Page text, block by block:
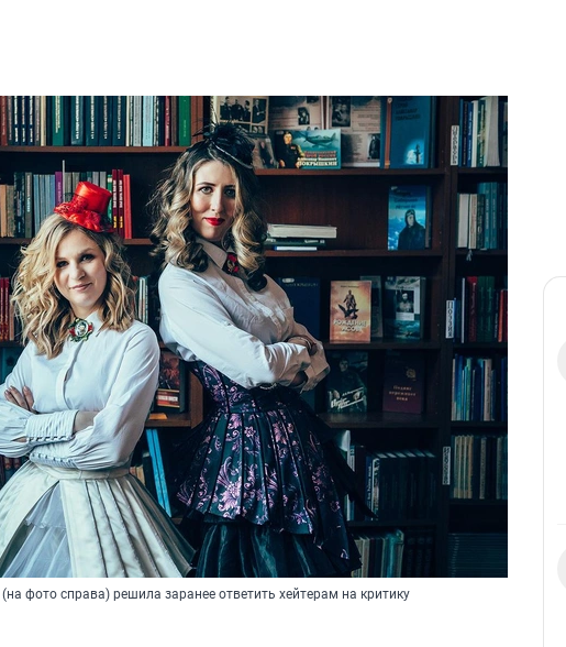
фото справа) решила заранее ответить хейтерам на критику